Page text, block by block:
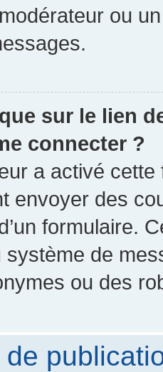
ou
sur le lien
connecter ?
a activé
envoyer des
formulaire.
système de
ou des
de